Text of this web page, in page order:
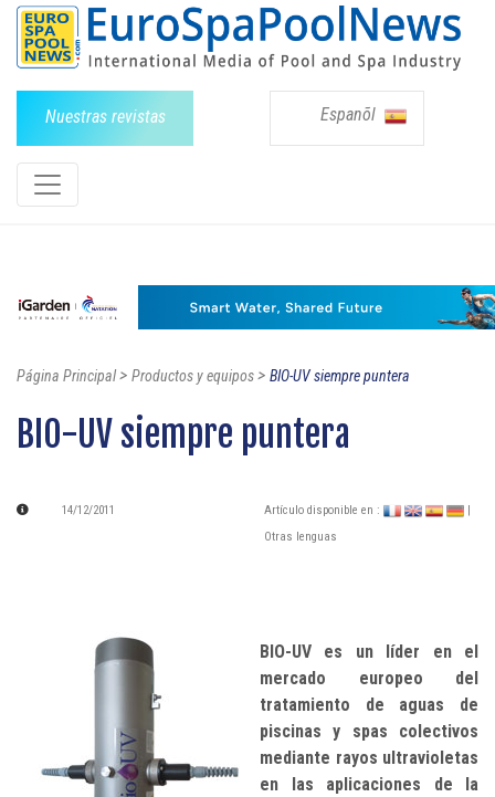
Nuestras revistas Espanõl
Página Principal> Productos y equipos> BIO-UV siempre puntera
BIO-UV siempre puntera
14/12/2011 Artículo disponible en :
Otras lenguas
BIO-UV es un líder en el
mercado europeo del
tratamiento de aguas de
piscinas y spas colectivos
mediante rayos ultravioletas
en las aplicaciones de la